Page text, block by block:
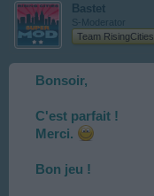
Bastet
S-Moderator
Team RisingCities
Bonsoir,
C'est parfait !
Merci.
Bon jeu !